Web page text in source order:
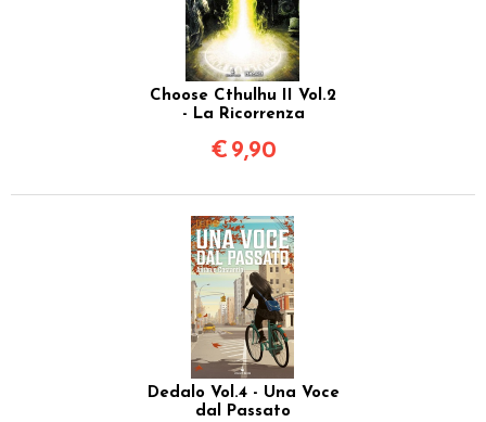
Choose Cthulhu II Vol.2
- La Ricorrenza
€ 9,90
Dedalo Vol.4 - Una Voce
dal Passato